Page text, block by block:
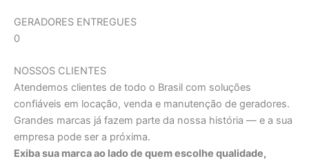
GERADORES ENTREGUES
0
NOSSOS CLIENTES
Atendemos clientes de todo o Brasil com soluções
confiáveis em locação, venda e manutenção de geradores.
Grandes marcas já fazem parte da nossa história — e a sua
empresa pode ser a próxima.
Exiba sua marca ao lado de quem escolhe qualidade,